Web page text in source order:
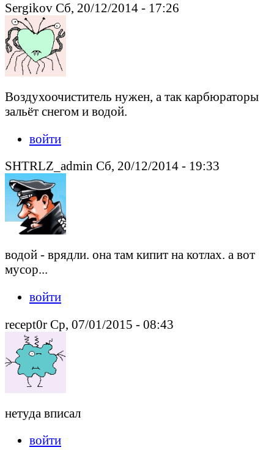
Sergikov Сб, 20/12/2014 - 17:26
Воздухоочиститель нужен, а так карбюраторы
зальёт снегом и водой.
войти
SHTRLZ_admin Сб, 20/12/2014 - 19:33
водой - врядли. она там кипит на котлах. а вот
мусор...
войти
recept0r Ср, 07/01/2015 - 08:43
нетуда вписал
войти